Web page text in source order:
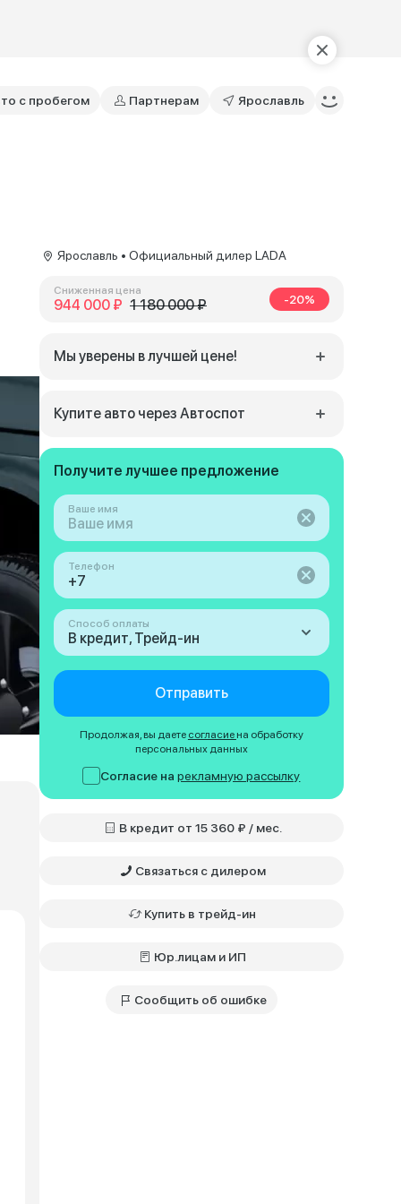
с пробегом Партнерам Ярославль
Ярославль • Официальный дилер LADA
Сниженная цена
944 000 ₽ 1 180 000 ₽ -20%
Мы уверены в лучшей цене!
Купите авто через Автоспот
Получите лучшее предложение
Ваше имя
Телефон
Способ оплаты
В кредит, Трейд-ин
Отправить
Продолжая, вы даете согласие на обработку
персональных данных
Согласие нарекламную рассылку
В кредит от 15 360 ₽ / мес.
Связаться с дилером
Купить в трейд-ин
Юр.лицам и ИП
Сообщить об ошибке